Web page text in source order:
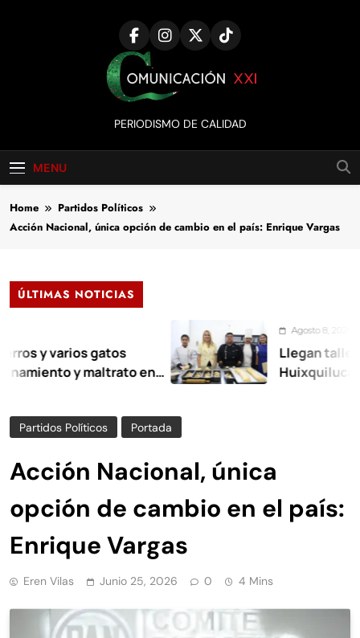
Comunicación
XXI
PERIODISMO DE CALIDAD
MENU
Home
Partidos Políticos
Acción Nacional, única opción de cambio en el país: Enrique Vargas
ÚLTIMAS NOTICIAS
varios gatos
y maltrato en
Agosto 8, 2026
Llegan talleres de
Huixquilucan
Partidos Políticos Portada
Acción Nacional, única
opción de cambio en el país:
Enrique Vargas
Eren Vilas Junio 25, 2026 0 4 Mins